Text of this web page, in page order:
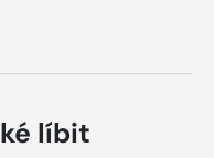
líbit